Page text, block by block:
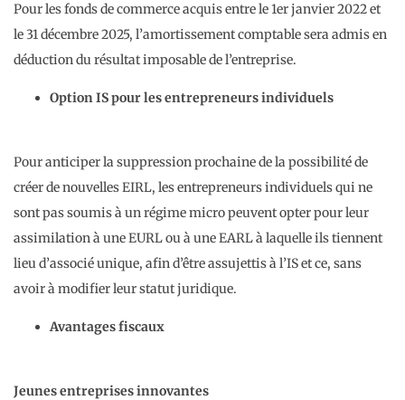
Pour les fonds de commerce acquis entre le 1er janvier 2022 et
le 31 décembre 2025, l’amortissement comptable sera admis en
déduction du résultat imposable de l’entreprise.
Option IS pour les entrepreneurs individuels
Pour anticiper la suppression prochaine de la possibilité de
créer de nouvelles EIRL, les entrepreneurs individuels qui ne
sont pas soumis à un régime micro peuvent opter pour leur
assimilation à une EURL ou à une EARL à laquelle ils tiennent
lieu d’associé unique, afin d’être assujettis à l’IS et ce, sans
avoir à modifier leur statut juridique.
Avantages fiscaux
Jeunes entreprises innovantes